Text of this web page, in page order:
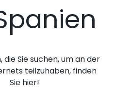
die Sie suchen, um an der
teilzuhaben, finden
Sie hier!